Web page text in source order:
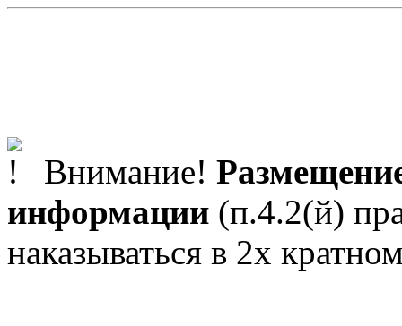
Внимание!
информации (п.4.2(й)
наказываться в 2х